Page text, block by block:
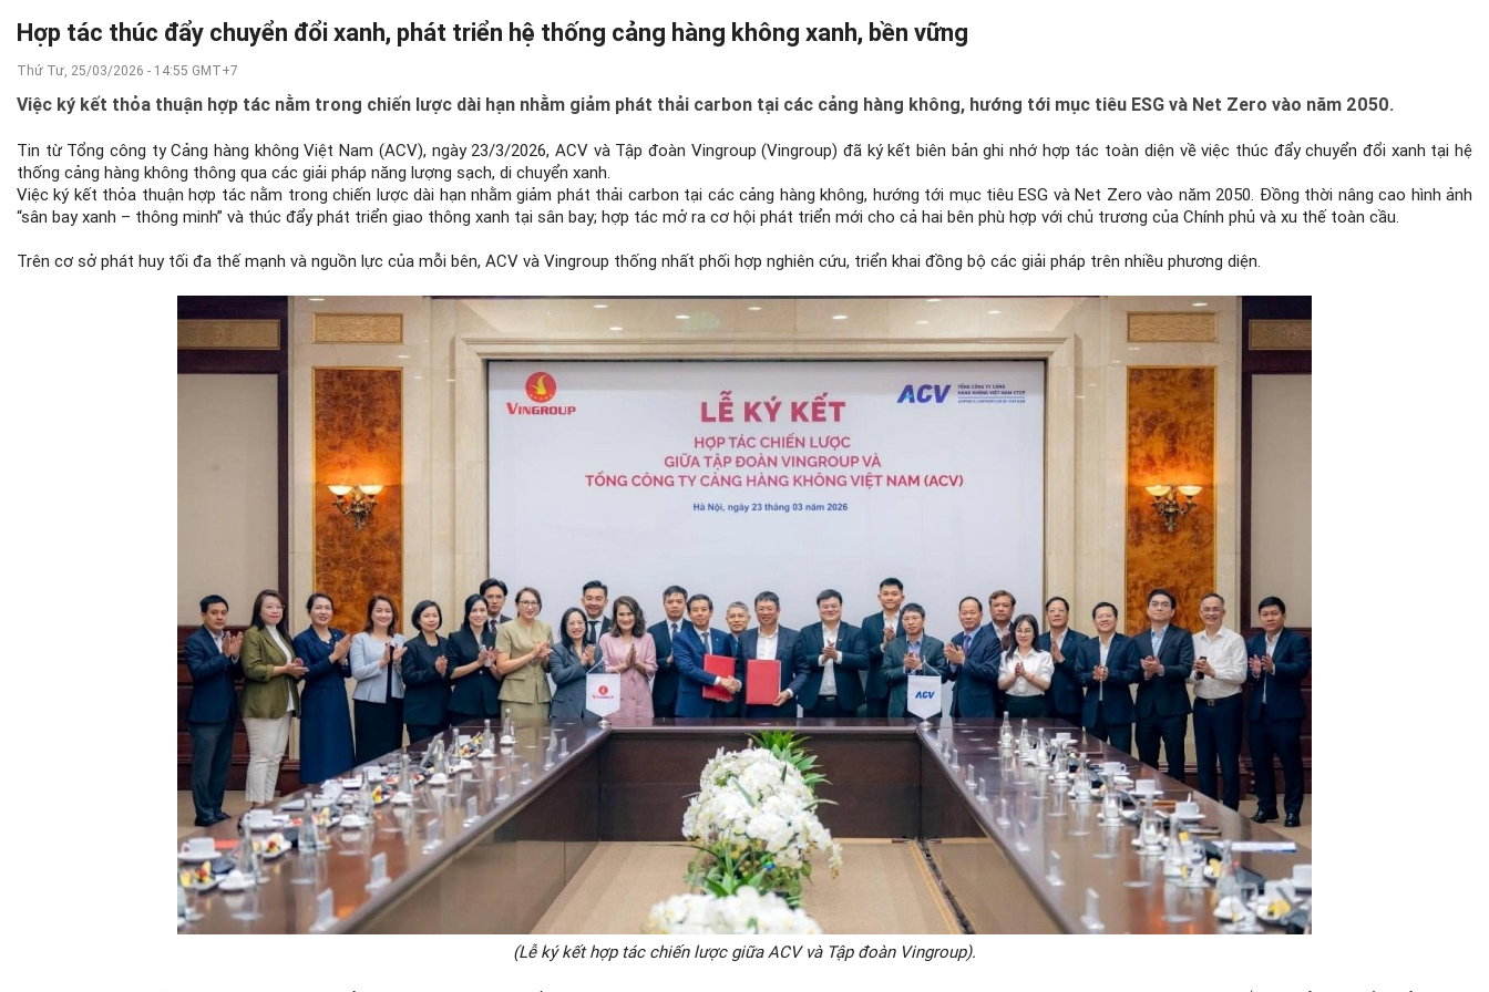
Hợp tác thúc đẩy chuyển đổi xanh, phát triển hệ thống cảng hàng không xanh, bền vững
Thứ Tư, 25/03/2026 - 14:55 GMT+7
Việc ký kết thỏa thuận hợp tác nằm trong chiến lược dài hạn nhằm giảm phát thải carbon tại các cảng hàng không, hướng tới mục tiêu ESG và Net Zero vào năm 2050.
Tin từ Tổng công ty Cảng hàng không Việt Nam (ACV), ngày 23/3/2026, ACV và Tập đoàn Vingroup (Vingroup) đã ký kết biên bản ghi nhớ hợp tác toàn diện về việc thúc đẩy chuyển đổi xanh tại hệ
thống cảng hàng không thông qua các giải pháp năng lượng sạch, di chuyển xanh.
Việc ký kết thỏa thuận hợp tác nằm trong chiến lược dài hạn nhằm giảm phát thải carbon tại các cảng hàng không, hướng tới mục tiêu ESG và Net Zero vào năm 2050. Đồng thời nâng cao hình ảnh
“sân bay xanh – thông minh” và thúc đẩy phát triển giao thông xanh tại sân bay; hợp tác mở ra cơ hội phát triển mới cho cả hai bên phù hợp với chủ trương của Chính phủ và xu thế toàn cầu.
Trên cơ sở phát huy tối đa thế mạnh và nguồn lực của mỗi bên, ACV và Vingroup thống nhất phối hợp nghiên cứu, triển khai đồng bộ các giải pháp trên nhiều phương diện.
(Lễ ký kết hợp tác chiến lược giữa ACV và Tập đoàn Vingroup).